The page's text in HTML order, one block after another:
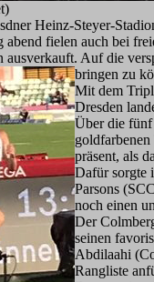
Heinz-Steyer-
abend fielen auch bei
Auf die
bringen zu
Mit dem
Dresden
Über die fünf
präsent, als da
Dafür sorgte
Parsons
noch einen
Der
seinen
Abdilaahi
Rangliste